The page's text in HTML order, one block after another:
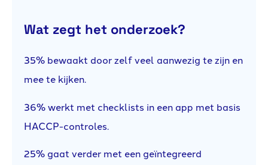
Wat zegt het onderzoek?
35% bewaakt door zelf veel aanwezig te zijn en
mee te kijken.
36% werkt met checklists in een app met basis
HACCP-controles.
25% gaat verder met een geïntegreerd